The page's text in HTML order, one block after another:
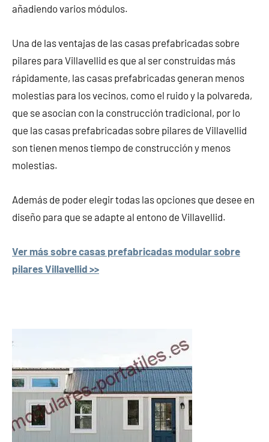
añadiendo varios módulos.
Una de las ventajas de las casas prefabricadas sobre
pilares para Villavellid es que al ser construidas más
rápidamente, las casas prefabricadas generan menos
molestias para los vecinos, como el ruido y la polvareda,
que se asocian con la construcción tradicional, por lo
que las casas prefabricadas sobre pilares de Villavellid
son tienen menos tiempo de construcción y menos
molestias.
Además de poder elegir todas las opciones que desee en
diseño para que se adapte al entono de Villavellid.
Ver más sobre casas prefabricadas modular sobre
pilares Villavellid >>